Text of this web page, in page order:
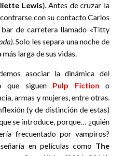
Lewis). Antes de cruzar la
con su contacto Carlos
bar de carretera llamado «Titty
Solo les separa una noche de
larga de sus vidas.
asociar la dinámica del
que siguen Pulp Fiction o
armas y mujeres, entre otras.
(y de distinción de estas)
se introduce, porque… ¿quién
frecuentado por vampiros?
en películas como The